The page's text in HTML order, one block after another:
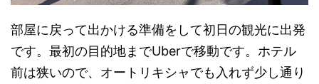
部屋に戻って出かける準備をして初日の観光に出発
です。最初の目的地までUberで移動です。ホテル
前は狭いので、オートリキシャでも入れず少し通り